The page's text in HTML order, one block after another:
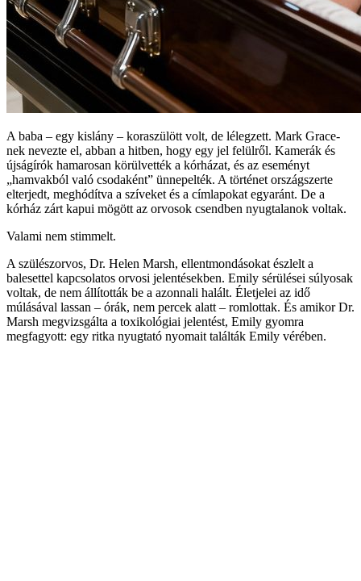
A baba – egy kislány – koraszülött volt, de lélegzett. Mark Grace-
nek nevezte el, abban a hitben, hogy egy jel felülről. Kamerák és
újságírók hamarosan körülvették a kórházat, és az eseményt
„hamvakból való csodaként” ünnepelték. A történet országszerte
elterjedt, meghódítva a szíveket és a címlapokat egyaránt. De a
kórház zárt kapui mögött az orvosok csendben nyugtalanok voltak.
Valami nem stimmelt.
A szülészorvos, Dr. Helen Marsh, ellentmondásokat észlelt a
balesettel kapcsolatos orvosi jelentésekben. Emily sérülései súlyosak
voltak, de nem állították be a azonnali halált. Életjelei az idő
múlásával lassan – órák, nem percek alatt – romlottak. És amikor Dr.
Marsh megvizsgálta a toxikológiai jelentést, Emily gyomra
megfagyott: egy ritka nyugtató nyomait találták Emily vérében.